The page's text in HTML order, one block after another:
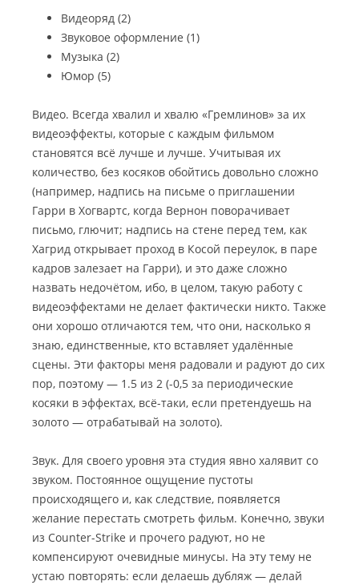
Видеоряд (2)
Звуковое оформление (1)
Музыка (2)
Юмор (5)
Видео. Всегда хвалил и хвалю «Гремлинов» за их
видеоэффекты, которые с каждым фильмом
становятся всё лучше и лучше. Учитывая их
количество, без косяков обойтись довольно сложно
(например, надпись на письме о приглашении
Гарри в Хогвартс, когда Вернон поворачивает
письмо, глючит; надпись на стене перед тем, как
Хагрид открывает проход в Косой переулок, в паре
кадров залезает на Гарри), и это даже сложно
назвать недочётом, ибо, в целом, такую работу с
видеоэффектами не делает фактически никто. Также
они хорошо отличаются тем, что они, насколько я
знаю, единственные, кто вставляет удалённые
сцены. Эти факторы меня радовали и радуют до сих
пор, поэтому — 1.5 из 2 (-0,5 за периодические
косяки в эффектах, всё-таки, если претендуешь на
золото — отрабатывай на золото).
Звук. Для своего уровня эта студия явно халявит со
звуком. Постоянное ощущение пустоты
происходящего и, как следствие, появляется
желание перестать смотреть фильм. Конечно, звуки
из Counter-Strike и прочего радуют, но не
компенсируют очевидные минусы. На эту тему не
устаю повторять: если делаешь дубляж — делай